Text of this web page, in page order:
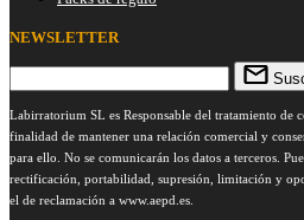
NEWSLETTER
Labirratorium SL es Responsable del tratamiento de
finalidad de mantener una relación comercial y
para ello. No se comunicarán los datos a terceros.
rectificación, portabilidad, supresión, limitación y
el de reclamación a www.aepd.es.